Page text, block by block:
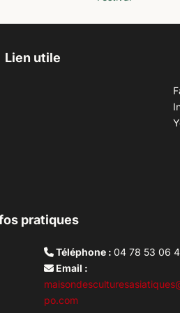
Lien utile
pratiques
Téléphone :04 78 53 06
Email :
po.com